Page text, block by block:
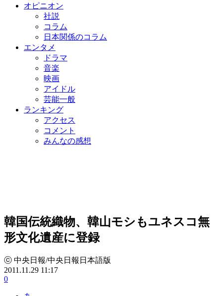
オピニオン
社説
コラム
日本関係のコラム
エンタメ
ドラマ
音楽
映画
アイドル
芸能一般
ランキング
アクセス
コメント
みんなの感想
韓国伝統織物、韓山モシもユネスコ無
形文化遺産に登録
ⓒ 中央日報/中央日報日本語版
2011.11.29 11:17
0